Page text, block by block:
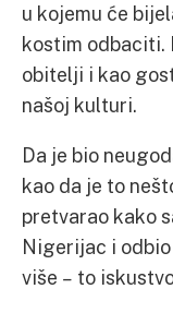
u kojemu će
kostim odbaciti.
obitelji i kao
našoj kulturi.
Da je bio
kao da je to
pretvarao kako
Nigerijac i
više – to